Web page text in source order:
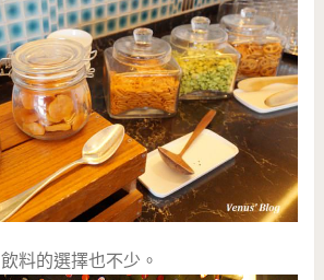
飲料的選擇也不少。